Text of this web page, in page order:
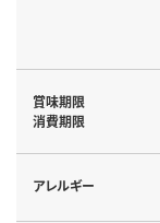
賞味期限
消費期限
アレルギー